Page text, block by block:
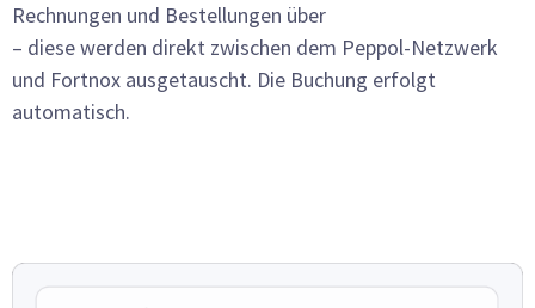
Rechnungen und Bestellungen über
– diese werden direkt zwischen dem Peppol-Netzwerk
und Fortnox ausgetauscht. Die Buchung erfolgt
automatisch.